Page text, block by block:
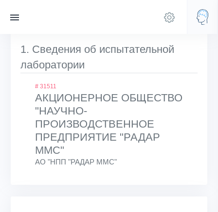
1. Сведения об испытательной
лаборатории
# 31511
АКЦИОНЕРНОЕ ОБЩЕСТВО
"НАУЧНО-
ПРОИЗВОДСТВЕННОЕ
ПРЕДПРИЯТИЕ "РАДАР
ММС"
АО "НПП "РАДАР ММС"